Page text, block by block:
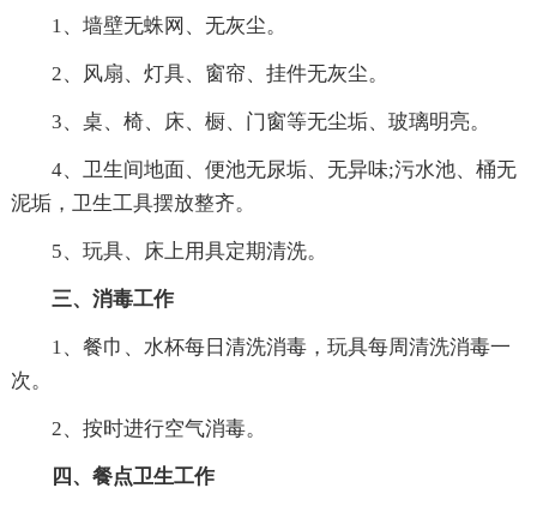
1、墙壁无蛛网、无灰尘。
2、风扇、灯具、窗帘、挂件无灰尘。
3、桌、椅、床、橱、门窗等无尘垢、玻璃明亮。
4、卫生间地面、便池无尿垢、无异味;污水池、桶无
泥垢，卫生工具摆放整齐。
5、玩具、床上用具定期清洗。
三、消毒工作
1、餐巾、水杯每日清洗消毒，玩具每周清洗消毒一
次。
2、按时进行空气消毒。
四、餐点卫生工作